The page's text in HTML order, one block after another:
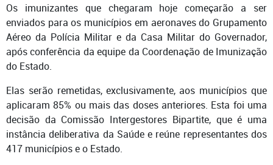
Os imunizantes que chegaram hoje começarão a ser
enviados para os municípios em aeronaves do Grupamento
Aéreo da Polícia Militar e da Casa Militar do Governador,
após conferência da equipe da Coordenação de Imunização
do Estado.
Elas serão remetidas, exclusivamente, aos municípios que
aplicaram 85% ou mais das doses anteriores. Esta foi uma
decisão da Comissão Intergestores Bipartite, que é uma
instância deliberativa da Saúde e reúne representantes dos
417 municípios e o Estado.